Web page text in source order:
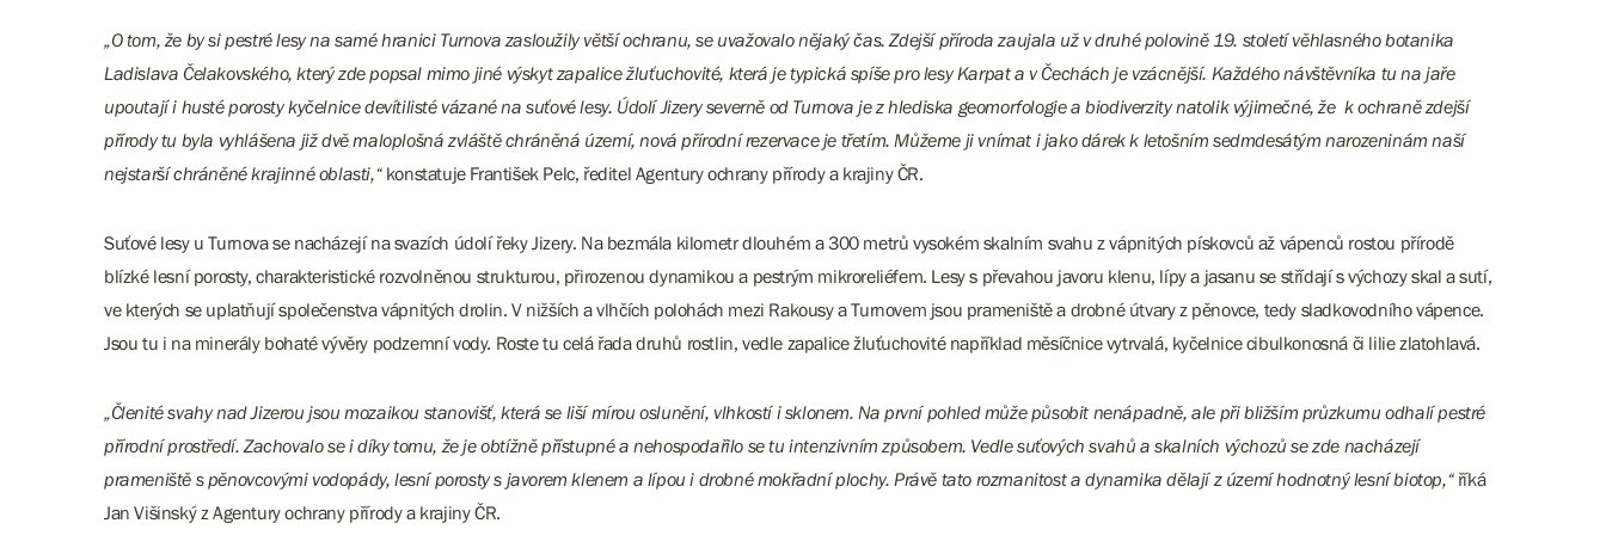
„O tom, že by si pestré lesy na samé hranici Turnova zasloužily větší ochranu, se uvažovalo nějaký čas. Zdejší příroda zaujala už v druhé polovině 19. století věhlasného botanika
Ladislava Čelakovského, který zde popsal mimo jiné výskyt zapalice žluťuchovité, která je typická spíše pro lesy Karpat a v Čechách je vzácnější. Každého návštěvníka tu na jaře
upoutají i husté porosty kyčelnice devítilisté vázané na suťové lesy. Údolí Jizery severně od Turnova je z hlediska geomorfologie a biodiverzity natolik výjimečné, že k ochraně zdejší
přírody tu byla vyhlášena již dvě maloplošná zvláště chráněná území, nová přírodní rezervace je třetím. Můžeme ji vnímat i jako dárek k letošním sedmdesátým narozeninám naší
nejstarší chráněné krajinné oblasti,“konstatuje František Pelc, ředitel Agentury ochrany přírody a krajiny ČR.
Suťové lesy u Turnova se nacházejí na svazích údolí řeky Jizery. Na bezmála kilometr dlouhém a 300 metrů vysokém skalním svahu z vápnitých pískovců až vápenců rostou přírodě
blízké lesní porosty, charakteristické rozvolněnou strukturou, přirozenou dynamikou a pestrým mikroreliéfem. Lesy s převahou javoru klenu, lípy a jasanu se střídají s výchozy skal a sutí,
ve kterých se uplatňují společenstva vápnitých drolin. V nižších a vlhčích polohách mezi Rakousy a Turnovem jsou prameniště a drobné útvary z pěnovce, tedy sladkovodního vápence.
Jsou tu i na minerály bohaté vývěry podzemní vody. Roste tu celá řada druhů rostlin, vedle zapalice žluťuchovité například měsíčnice vytrvalá, kyčelnice cibulkonosná či lilie zlatohlavá.
„Členité svahy nad Jizerou jsou mozaikou stanovišť, která se liší mírou oslunění, vlhkostí i sklonem. Na první pohled může působit nenápadně, ale při bližším průzkumu odhalí pestré
přírodní prostředí. Zachovalo se i díky tomu, že je obtížně přístupné a nehospodařilo se tu intenzivním způsobem. Vedle suťových svahů a skalních výchozů se zde nacházejí
prameniště s pěnovcovými vodopády, lesní porosty s javorem klenem a lípou i drobné mokřadní plochy. Právě tato rozmanitost a dynamika dělají z území hodnotný lesní biotop,“říká
Jan Višinský z Agentury ochrany přírody a krajiny ČR.